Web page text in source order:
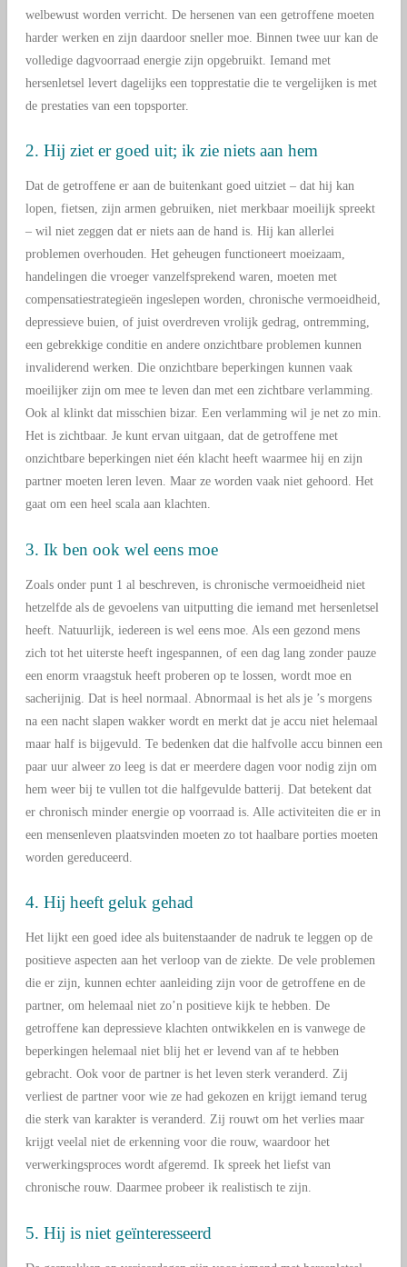
welbewust worden verricht. De hersenen van een getroffene moeten
harder werken en zijn daardoor sneller moe. Binnen twee uur kan de
volledige dagvoorraad energie zijn opgebruikt. Iemand met
hersenletsel levert dagelijks een topprestatie die te vergelijken is met
de prestaties van een topsporter.
2. Hij ziet er goed uit; ik zie niets aan hem
Dat de getroffene er aan de buitenkant goed uitziet – dat hij kan
lopen, fietsen, zijn armen gebruiken, niet merkbaar moeilijk spreekt
– wil niet zeggen dat er niets aan de hand is. Hij kan allerlei
problemen overhouden. Het geheugen functioneert moeizaam,
handelingen die vroeger vanzelfsprekend waren, moeten met
compensatiestrategieën ingeslepen worden, chronische vermoeidheid,
depressieve buien, of juist overdreven vrolijk gedrag, ontremming,
een gebrekkige conditie en andere onzichtbare problemen kunnen
invaliderend werken. Die onzichtbare beperkingen kunnen vaak
moeilijker zijn om mee te leven dan met een zichtbare verlamming.
Ook al klinkt dat misschien bizar. Een verlamming wil je net zo min.
Het is zichtbaar. Je kunt ervan uitgaan, dat de getroffene met
onzichtbare beperkingen niet één klacht heeft waarmee hij en zijn
partner moeten leren leven. Maar ze worden vaak niet gehoord. Het
gaat om een heel scala aan klachten.
3. Ik ben ook wel eens moe
Zoals onder punt 1 al beschreven, is chronische vermoeidheid niet
hetzelfde als de gevoelens van uitputting die iemand met hersenletsel
heeft. Natuurlijk, iedereen is wel eens moe. Als een gezond mens
zich tot het uiterste heeft ingespannen, of een dag lang zonder pauze
een enorm vraagstuk heeft proberen op te lossen, wordt moe en
sacherijnig. Dat is heel normaal. Abnormaal is het als je ’s morgens
na een nacht slapen wakker wordt en merkt dat je accu niet helemaal
maar half is bijgevuld. Te bedenken dat die halfvolle accu binnen een
paar uur alweer zo leeg is dat er meerdere dagen voor nodig zijn om
hem weer bij te vullen tot die halfgevulde batterij. Dat betekent dat
er chronisch minder energie op voorraad is. Alle activiteiten die er in
een mensenleven plaatsvinden moeten zo tot haalbare porties moeten
worden gereduceerd.
4. Hij heeft geluk gehad
Het lijkt een goed idee als buitenstaander de nadruk te leggen op de
positieve aspecten aan het verloop van de ziekte. De vele problemen
die er zijn, kunnen echter aanleiding zijn voor de getroffene en de
partner, om helemaal niet zo’n positieve kijk te hebben. De
getroffene kan depressieve klachten ontwikkelen en is vanwege de
beperkingen helemaal niet blij het er levend van af te hebben
gebracht. Ook voor de partner is het leven sterk veranderd. Zij
verliest de partner voor wie ze had gekozen en krijgt iemand terug
die sterk van karakter is veranderd. Zij rouwt om het verlies maar
krijgt veelal niet de erkenning voor die rouw, waardoor het
verwerkingsproces wordt afgeremd. Ik spreek het liefst van
chronische rouw. Daarmee probeer ik realistisch te zijn.
5. Hij is niet geïnteresseerd